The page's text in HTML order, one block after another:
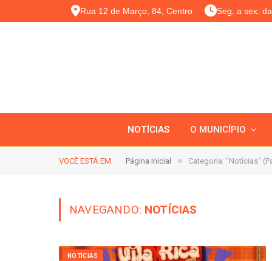
Rua 12 de Março, 84, Centro Seg. a sex.
NOTÍCIAS O MUNICÍPIO
VOCÊ ESTÁ EM: Página Inicial » Categoria: "Notícias"
NAVEGANDO: NOTÍCIAS
NOTÍCIAS